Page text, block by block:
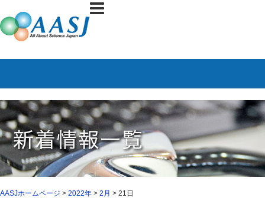
AASJホームページ > 2022年 > 2月 > 21日